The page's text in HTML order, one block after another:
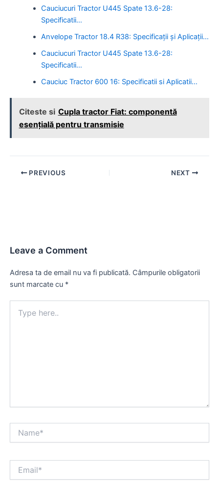
Cauciucuri Tractor U445 Spate 13.6-28:
Specificatii…
Anvelope Tractor 18.4 R38: Specificații și Aplicații…
Cauciucuri Tractor U445 Spate 13.6-28:
Specificatii…
Cauciuc Tractor 600 16: Specificatii si Aplicatii…
Citeste si Cupla tractor Fiat: componentă
esențială pentru transmisie
Post PREVIOUS NEXT
Leave a Comment
Adresa ta de email nu va fi publicată. Câmpurile obligatorii
sunt marcate cu *
here..